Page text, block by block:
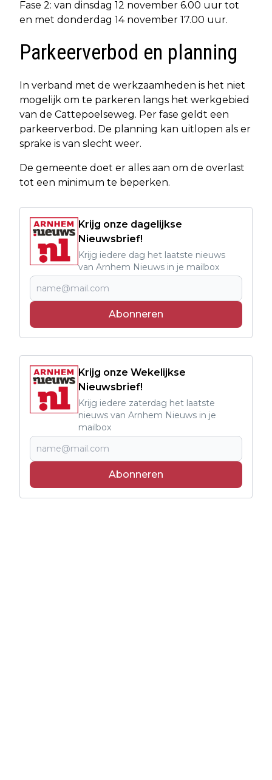
Fase 2: van dinsdag 12 november 6.00 uur tot
en met donderdag 14 november 17.00 uur.
Parkeerverbod en planning
In verband met de werkzaamheden is het niet
mogelijk om te parkeren langs het werkgebied
van de Cattepoelseweg. Per fase geldt een
parkeerverbod. De planning kan uitlopen als er
sprake is van slecht weer.
De gemeente doet er alles aan om de overlast
tot een minimum te beperken.
Krijg onze dagelijkse
Nieuwsbrief!
Krijg iedere dag het laatste nieuws
van Arnhem Nieuws in je mailbox
Abonneren
Krijg onze Wekelijkse
Nieuwsbrief!
Krijg iedere zaterdag het laatste
nieuws van Arnhem Nieuws in je
mailbox
Abonneren